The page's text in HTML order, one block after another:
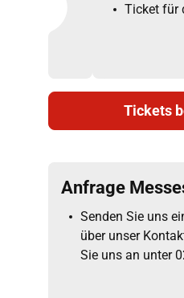
Ticket für
Tickets
Anfrage
Senden Sie uns
über unser
Sie uns an unter